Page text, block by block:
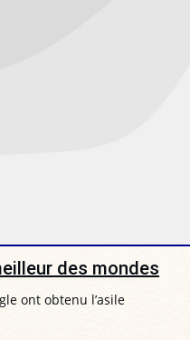
des mondes
ont obtenu l’asile